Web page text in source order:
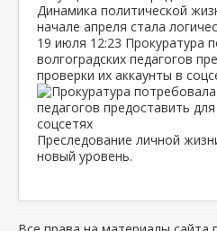
Динамика политической
начале апреля стала
19 июля 12:23 Прокуратура
волгоградских педагогов
проверки их аккаунты в
Преследование личной
новый уровень.